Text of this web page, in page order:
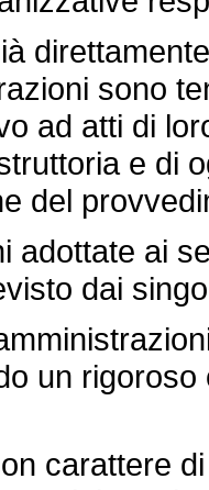
sono
ad atti di
e di
del
ai
dai
un
carattere